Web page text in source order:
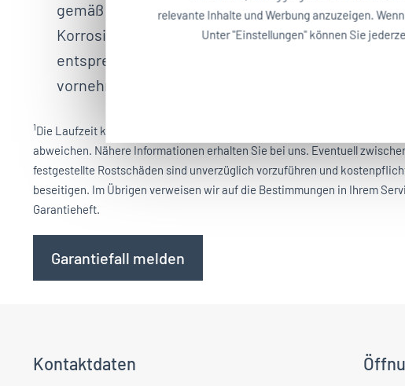
gemäß Service- und Garantieheft warten, d. h.
Korrosionsschutzprüfung durch uns unterziehen
entsprechende Eintragungen im Service- und
vornehmen.
1Die Laufzeit kann bei einigen Opel Modellen von den angegebenen zwölf
abweichen. Nähere Informationen erhalten Sie bei uns. Eventuell
festgestellte Rostschäden sind unverzüglich vorzuführen und
beseitigen. Im Übrigen verweisen wir auf die Bestimmungen in Ihrem
Garantieheft.
Garantiefall melden
Kontaktdaten
relevante Inhalte und Werbung anzuzeigen.
Unter "Einstellungen" können Sie